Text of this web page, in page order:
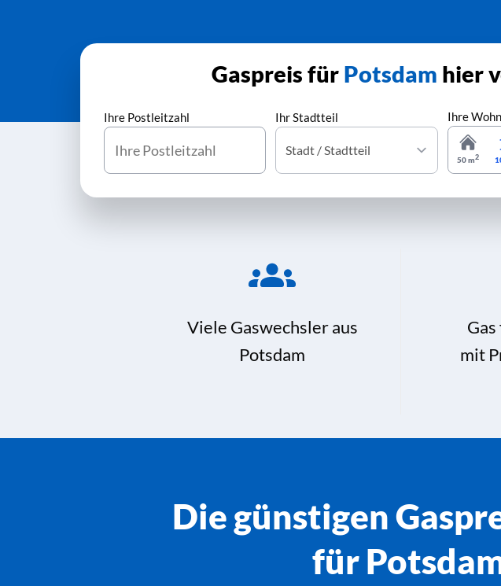
Gaspreis für Potsdam hier
Ihre Postleitzahl Ihr Stadtteil Ihre
50 m2
Viele Gaswechsler aus
Potsdam
mit
Die günstigen
für